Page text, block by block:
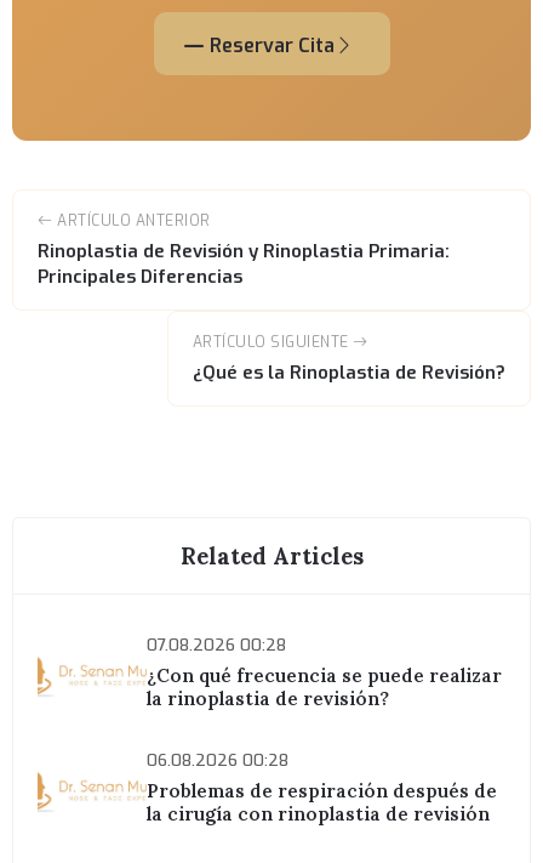
Reservar Cita
ARTÍCULO ANTERIOR
Rinoplastia de Revisión y Rinoplastia Primaria:
Principales Diferencias
ARTÍCULO SIGUIENTE
¿Qué es la Rinoplastia de Revisión?
Related Articles
07.08.2026 00:28
¿Con qué frecuencia se puede realizar
la rinoplastia de revisión?
06.08.2026 00:28
Problemas de respiración después de
la cirugía con rinoplastia de revisión